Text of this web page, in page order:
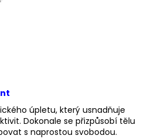
úpletu, který usnadňuje
Dokonale se přizpůsobí tělu
s naprostou svobodou.